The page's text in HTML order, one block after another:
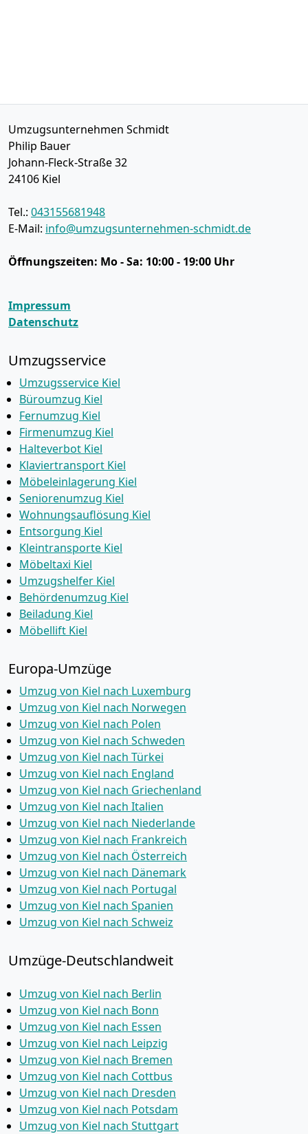
Umzugsunternehmen Schmidt
Philip Bauer
Johann-Fleck-Straße 32
24106 Kiel
Tel.: 043155681948
E-Mail: info@umzugsunternehmen-schmidt.de
Öffnungszeiten: Mo - Sa: 10:00 - 19:00 Uhr
Impressum
Datenschutz
Umzugsservice
Umzugsservice Kiel
Büroumzug Kiel
Fernumzug Kiel
Firmenumzug Kiel
Halteverbot Kiel
Klaviertransport Kiel
Möbeleinlagerung Kiel
Seniorenumzug Kiel
Wohnungsauflösung Kiel
Entsorgung Kiel
Kleintransporte Kiel
Möbeltaxi Kiel
Umzugshelfer Kiel
Behördenumzug Kiel
Beiladung Kiel
Möbellift Kiel
Europa-Umzüge
Umzug von Kiel nach Luxemburg
Umzug von Kiel nach Norwegen
Umzug von Kiel nach Polen
Umzug von Kiel nach Schweden
Umzug von Kiel nach Türkei
Umzug von Kiel nach England
Umzug von Kiel nach Griechenland
Umzug von Kiel nach Italien
Umzug von Kiel nach Niederlande
Umzug von Kiel nach Frankreich
Umzug von Kiel nach Österreich
Umzug von Kiel nach Dänemark
Umzug von Kiel nach Portugal
Umzug von Kiel nach Spanien
Umzug von Kiel nach Schweiz
Umzüge-Deutschlandweit
Umzug von Kiel nach Berlin
Umzug von Kiel nach Bonn
Umzug von Kiel nach Essen
Umzug von Kiel nach Leipzig
Umzug von Kiel nach Bremen
Umzug von Kiel nach Cottbus
Umzug von Kiel nach Dresden
Umzug von Kiel nach Potsdam
Umzug von Kiel nach Stuttgart